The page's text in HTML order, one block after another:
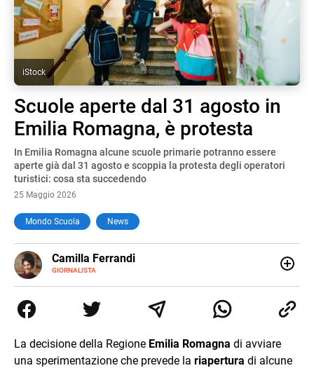
iStock
Scuole aperte dal 31 agosto in
Emilia Romagna, è protesta
In Emilia Romagna alcune scuole primarie potranno essere
aperte già dal 31 agosto e scoppia la protesta degli operatori
turistici: cosa sta succedendo
25 Maggio 2026
Mondo Scuola News
Camilla Ferrandi
GIORNALISTA
E-
MAIL
LINKEDIN
di trasformare la passione per la scrittura in un lavoro, e
da lì non mi sono più fermata. L’attualità è il mio pane
mente.
La decisione della Regione Emilia Romagna di avviare
una sperimentazione che prevede la riapertura di alcune